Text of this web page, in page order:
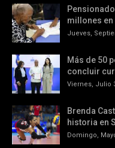
millones
Jueves,
Más de 50
concluir
Viernes, Julio
Brenda
historia en
Domingo,